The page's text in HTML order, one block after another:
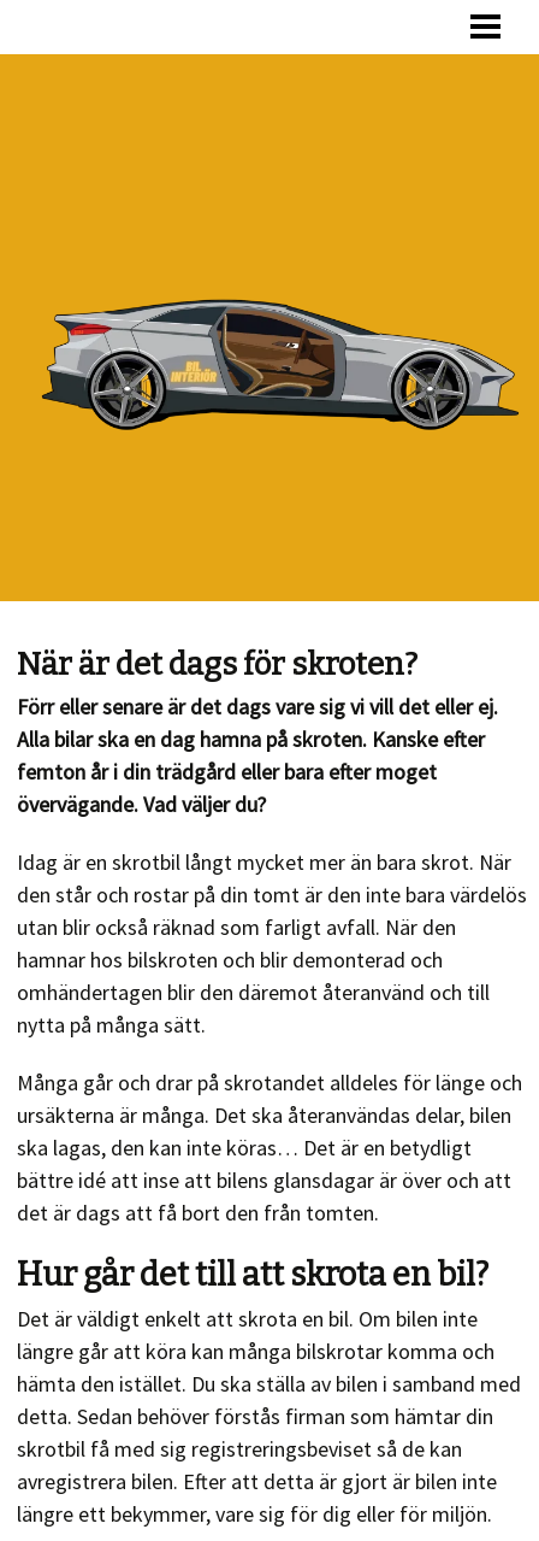
När är det dags för skroten?
Förr eller senare är det dags vare sig vi vill det eller ej.
Alla bilar ska en dag hamna på skroten. Kanske efter
femton år i din trädgård eller bara efter moget
övervägande. Vad väljer du?
Idag är en skrotbil långt mycket mer än bara skrot. När
den står och rostar på din tomt är den inte bara värdelös
utan blir också räknad som farligt avfall. När den
hamnar hos bilskroten och blir demonterad och
omhändertagen blir den däremot återanvänd och till
nytta på många sätt.
Många går och drar på skrotandet alldeles för länge och
ursäkterna är många. Det ska återanvändas delar, bilen
ska lagas, den kan inte köras… Det är en betydligt
bättre idé att inse att bilens glansdagar är över och att
det är dags att få bort den från tomten.
Hur går det till att skrota en bil?
Det är väldigt enkelt att skrota en bil. Om bilen inte
längre går att köra kan många bilskrotar komma och
hämta den istället. Du ska ställa av bilen i samband med
detta. Sedan behöver förstås firman som hämtar din
skrotbil få med sig registreringsbeviset så de kan
avregistrera bilen. Efter att detta är gjort är bilen inte
längre ett bekymmer, vare sig för dig eller för miljön.